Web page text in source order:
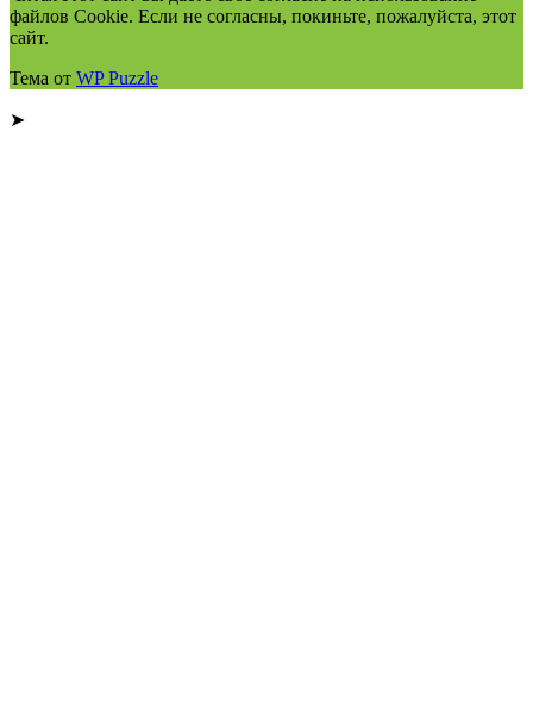
файлов Cookie. Если не согласны, покиньте, пожалуйста, этот
сайт.
Тема от WP Puzzle
➤